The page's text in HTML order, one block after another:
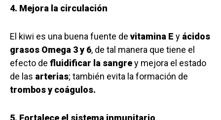
4. Mejora la circulación
El kiwi es una buena fuente de vitamina E y ácidos
grasos Omega 3 y 6, de tal manera que tiene el
efecto de fluidificar la sangrey mejora el estado
de las arterias; también evita la formación de
trombos y coágulos.
5. Fortalece el sistema inmunitario